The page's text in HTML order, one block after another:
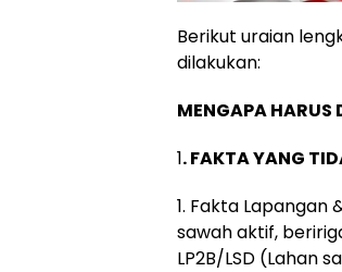
Berikut uraian
dilakukan:
MENGAPA HARUS
1. FAKTA YANG
1. Fakta Lapangan
sawah aktif,
LP2B/LSD (Lahan